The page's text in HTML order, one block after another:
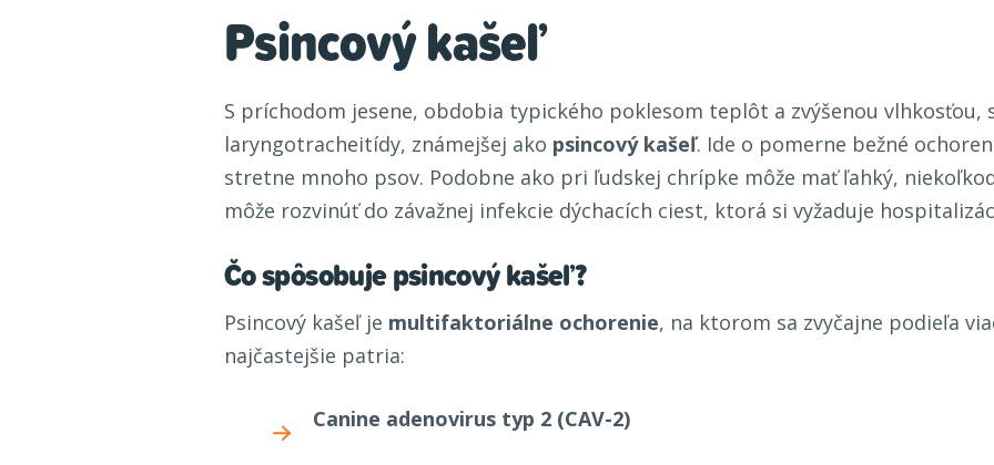
Psincový kašeľ
S príchodom jesene, obdobia typického poklesom teplôt a zvýšenou vlhkosťou,
laryngotracheitídy, známejšej ako psincový kašeľ. Ide o pomerne bežné
stretne mnoho psov. Podobne ako pri ľudskej chrípke môže mať ľahký,
môže rozvinúť do závažnej infekcie dýchacích ciest, ktorá si vyžaduje
Čo spôsobuje psincový kašeľ?
Psincový kašeľ je multifaktoriálne ochorenie, na ktorom sa zvyčajne podieľa
najčastejšie patria:
Canine adenovirus typ 2 (CAV-2)